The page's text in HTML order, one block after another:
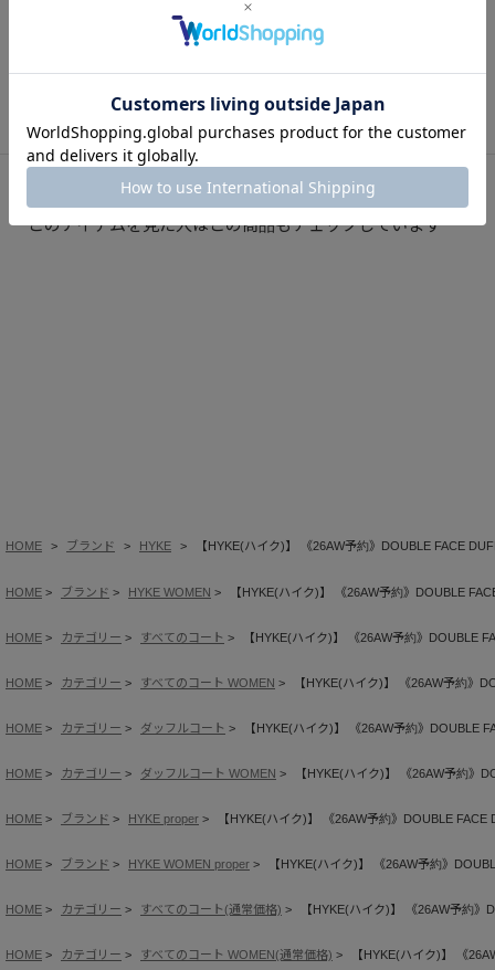
・メーカーの都合により、やむを得ず生産中止となる場合がございま
す。その際は誠に勝手ながらキャンセルとさせていただきますので、
VOL.2- #26FW #ハイク
このアイテムを見た人はこの商品もチェックしています
HOME ブランド HYKE 【HYKE(ハイク)】 《26AW予約》DOUBLE FACE
HOME ブランド HYKE WOMEN 【HYKE(ハイク)】 《26AW予約》DOUBLE
HOME カテゴリー すべてのコート 【HYKE(ハイク)】 《26AW予約》DOUBLE
HOME カテゴリー すべてのコート WOMEN 【HYKE(ハイク)】 《26AW予約》
HOME カテゴリー ダッフルコート 【HYKE(ハイク)】 《26AW予約》DOUBLE
HOME カテゴリー ダッフルコート WOMEN 【HYKE(ハイク)】 《26AW予約》
HOME ブランド HYKE proper 【HYKE(ハイク)】 《26AW予約》DOUBLE FACE
HOME ブランド HYKE WOMEN proper 【HYKE(ハイク)】 《26AW予約》
HOME カテゴリー すべてのコート(通常価格) 【HYKE(ハイク)】 《26AW予約
HOME カテゴリー すべてのコート WOMEN(通常価格) 【HYKE(ハイク)】 《